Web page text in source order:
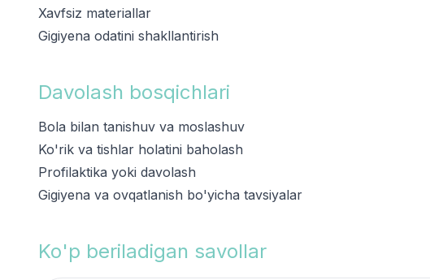
Xavfsiz materiallar
Gigiyena odatini shakllantirish
Davolash bosqichlari
Bola bilan tanishuv va moslashuv
Ko'rik va tishlar holatini baholash
Profilaktika yoki davolash
Gigiyena va ovqatlanish bo'yicha tavsiyalar
Ko'p beriladigan savollar